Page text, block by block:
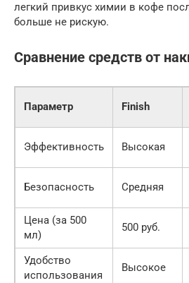
легкий привкус химии в кофе
больше не рискую.
Сравнение средств от
Параметр Finish
Эффективность Высокая
Безопасность Средняя
Цена (за 500
мл)
500 руб.
Удобство
использования
Высокое